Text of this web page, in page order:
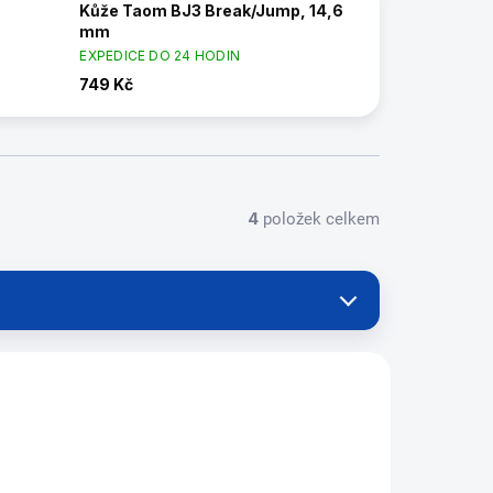
Kůže Taom BJ3 Break/Jump, 14,6
mm
EXPEDICE DO 24 HODIN
749 Kč
4 položek celkem